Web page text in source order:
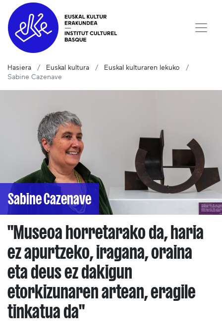
Hasiera Euskal kultura
Euskal kulturaren lekuko
Sabine Cazenave
Sabine Cazenave
"Museoa horretarako da, haria
ez apurtzeko, iragana, oraina
eta deus ez dakigun
etorkizunaren artean, eragile
tinkatua da"